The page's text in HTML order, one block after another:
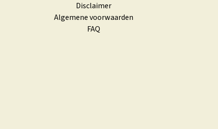
Disclaimer
Algemene voorwaarden
FAQ